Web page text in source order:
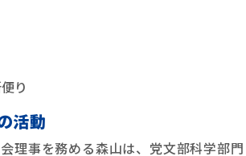
り
活動
理事を務める森山は、党文部科学部門